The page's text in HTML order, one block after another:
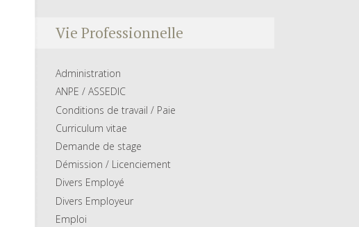
Vie Professionnelle
Administration
ANPE / ASSEDIC
Conditions de travail / Paie
Curriculum vitae
Demande de stage
Démission / Licenciement
Divers Employé
Divers Employeur
Emploi